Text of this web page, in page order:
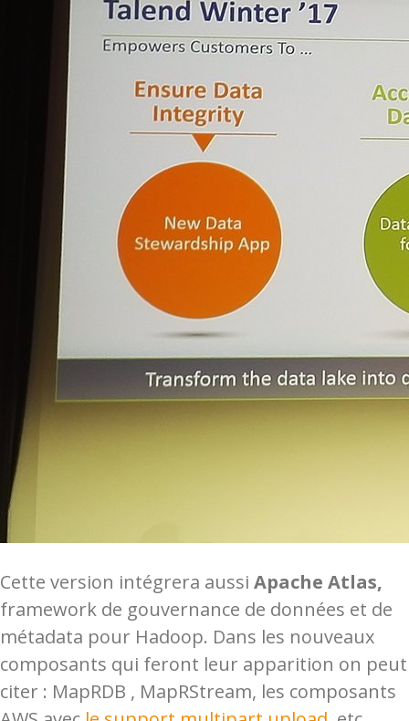
Cette version intégrera aussi Apache Atlas,
framework de gouvernance de données et de
métadata pour Hadoop. Dans les nouveaux
composants qui feront leur apparition on peut
citer : MapRDB , MapRStream, les composants